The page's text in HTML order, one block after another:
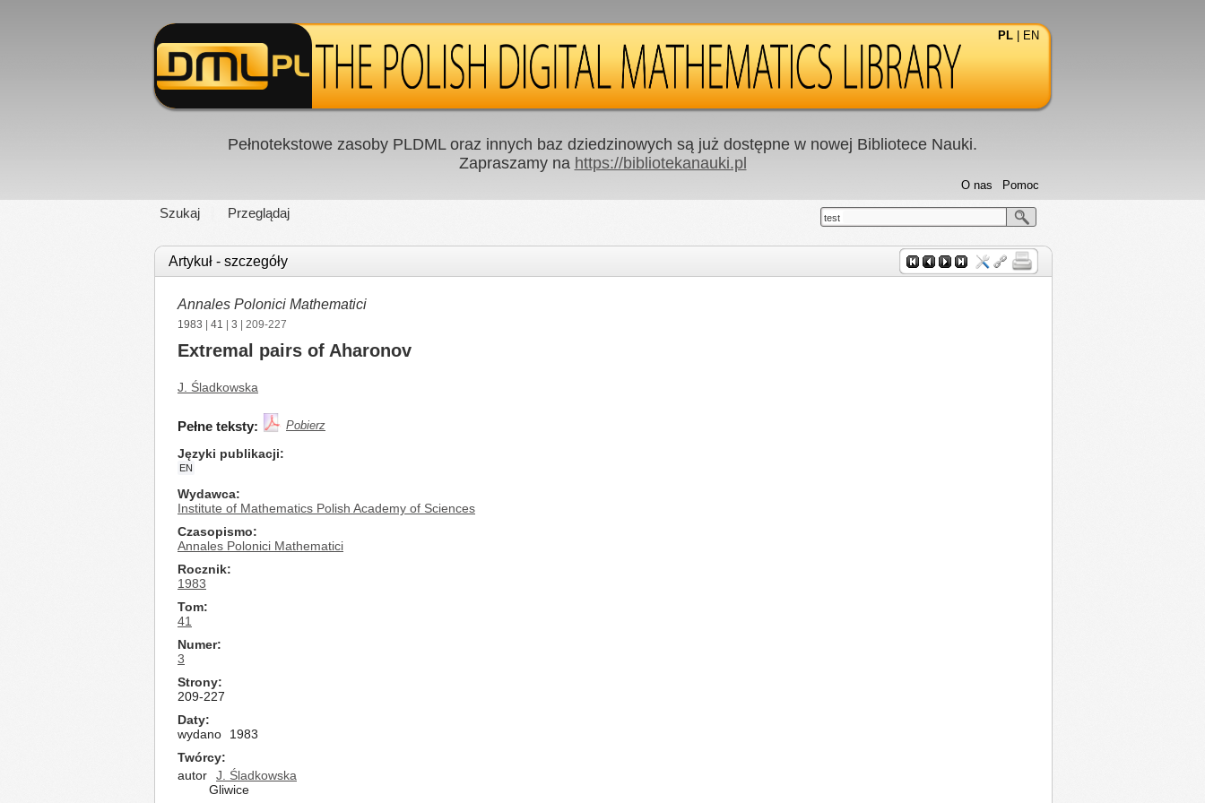
PL EN
Pełnotekstowe zasoby PLDML oraz innych baz dziedzinowych są już dostępne w nowej Bibliotece Nauki.
Zapraszamy na https://bibliotekanauki.pl
Szukaj Przeglądaj
Pomoc
O nas
test
Artykuł - szczegóły
Annales Polonici Mathematici
1983 41 3 | 209-227
Extremal pairs of Aharonov
J. Śladkowska
Pełne teksty: Pobierz
Języki publikacji
EN
Wydawca
Institute of Mathematics Polish Academy of Sciences
Czasopismo
Annales Polonici Mathematici
Rocznik
1983
Tom
41
Numer
3
Strony
209-227
Daty
wydano
1983
Twórcy
autor
J. Śladkowska
Gliwice